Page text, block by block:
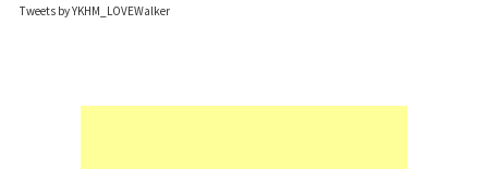
Tweets by YKHM_LOVEWalker